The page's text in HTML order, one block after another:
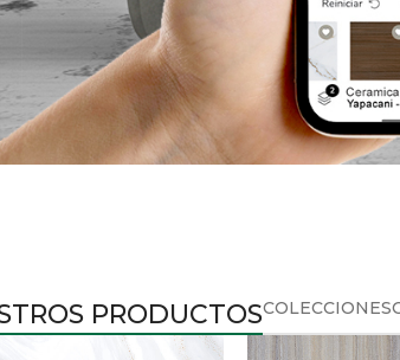
PRODUCTOSCOLECCIONES